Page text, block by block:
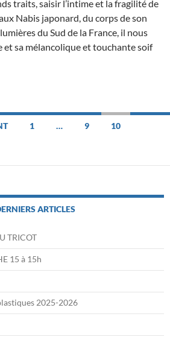
traits, saisir l’intime et la fragilité de
Nabis japonard, du corps de son
du Sud de la France, il nous
et sa mélancolique et touchante soif
1 … 9 10
ARTICLES
TRICOT
15 à 15h
2025-2026